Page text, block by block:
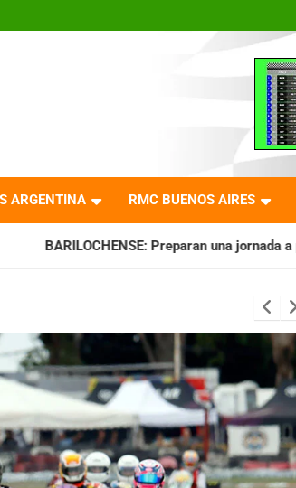
del
ARGENTINA RMC BUENOS AIRES
Preparan una jornada a puro espectáculo